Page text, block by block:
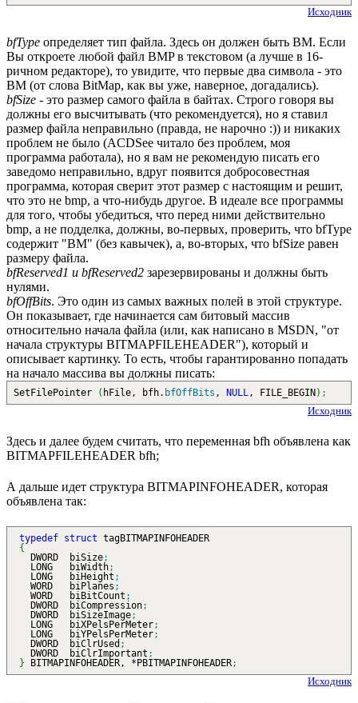
Исходник
bfType определяет тип файла. Здесь он должен быть BM. Если
Вы откроете любой файл BMP в текстовом (а лучше в 16-
ричном редакторе), то увидите, что первые два символа - это
BM (от слова BitMap, как вы уже, наверное, догадались).
bfSize - это размер самого файла в байтах. Строго говоря вы
должны его высчитывать (что рекомендуется), но я ставил
размер файла неправильно (правда, не нарочно :)) и никаких
проблем не было (ACDSee читало без проблем, моя
программа работала), но я вам не рекомендую писать его
заведомо неправильно, вдруг появится добросовестная
программа, которая сверит этот размер с настоящим и решит,
что это не bmp, а что-нибудь другое. В идеале все программы
для того, чтобы убедиться, что перед ними действительно
bmp, а не подделка, должны, во-первых, проверить, что bfType
содержит "BM" (без кавычек), а, во-вторых, что bfSize равен
размеру файла.
bfReserved1 и bfReserved2 зарезервированы и должны быть
нулями.
bfOffBits. Это один из самых важных полей в этой структуре.
Он показывает, где начинается сам битовый массив
относительно начала файла (или, как написано в MSDN, "от
начала структуры BITMAPFILEHEADER"), который и
описывает картинку. То есть, чтобы гарантированно попадать
на начало массива вы должны писать:
SetFilePointer ( hFile, bfh. bfOffBits , NULL, FILE_BEGIN) ;
Исходник
Здесь и далее будем считать, что переменная bfh объявлена как
BITMAPFILEHEADER bfh;
А дальше идет структура BITMAPINFOHEADER, которая
объявлена так:
typedef struct tagBITMAPINFOHEADER
{
DWORD biSize;
LONG biWidth;
LONG biHeight ;
WORD biPlanes ;
WORD biBitCount ;
DWORD biCompression;
DWORD biSizeImage;
LONG biXPelsPerMeter;
LONG biYPelsPerMeter;
DWORD biClrUsed ;
DWORD biClrImportant ;
} BITMAPINFOHEADER, *PBITMAPINFOHEADER;
Исходник